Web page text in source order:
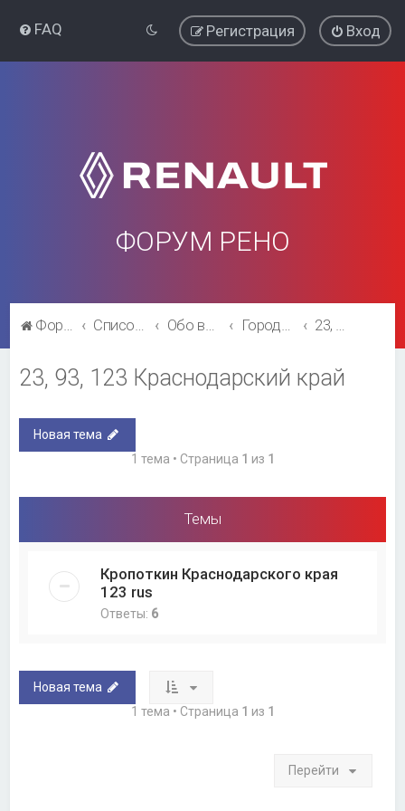
FAQ Вход
Регистрация
ФОРУМ РЕНО
Форум Рено Список форумов Обо всём остальном Города и регионы. 23, 93, 123 Краснодарский край
23, 93, 123 Краснодарский край
Новая тема
1 тема • Страница 1 из 1
Темы
Кропоткин Краснодарского края
123 rus
Ответы: 6
Новая тема
1 тема • Страница 1 из 1
Перейти